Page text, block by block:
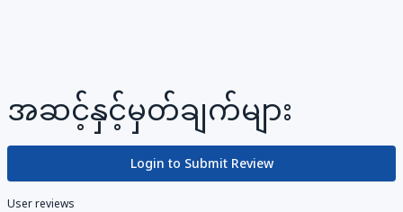
အဆင့်နှင့်မှတ်ချက်များ
Login to Submit Review
User reviews